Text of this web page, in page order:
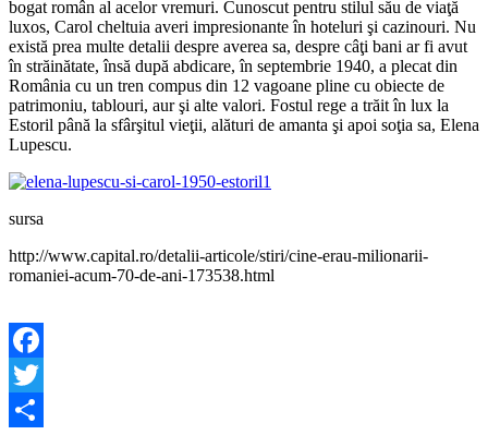
bogat român al acelor vremuri. Cunoscut pentru stilul său de viaţă
luxos, Carol cheltuia averi impresionante în hoteluri şi cazinouri. Nu
există prea multe detalii despre averea sa, despre câţi bani ar fi avut
în străinătate, însă după abdicare, în septembrie 1940, a plecat din
România cu un tren compus din 12 vagoane pline cu obiecte de
patrimoniu, tablouri, aur şi alte valori. Fostul rege a trăit în lux la
Estoril până la sfârşitul vieţii, alături de amanta şi apoi soţia sa, Elena
Lupescu.
sursa
http://www.capital.ro/detalii-articole/stiri/cine-erau-milionarii-
romaniei-acum-70-de-ani-173538.html
Facebook
Twitter